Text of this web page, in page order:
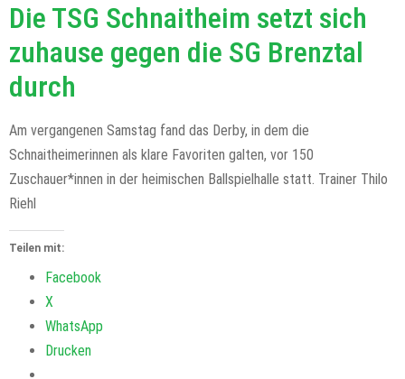
Die TSG Schnaitheim setzt sich
zuhause gegen die SG Brenztal
durch
Am vergangenen Samstag fand das Derby, in dem die
Schnaitheimerinnen als klare Favoriten galten, vor 150
Zuschauer*innen in der heimischen Ballspielhalle statt. Trainer Thilo
Riehl
Teilen mit:
Facebook
X
WhatsApp
Drucken